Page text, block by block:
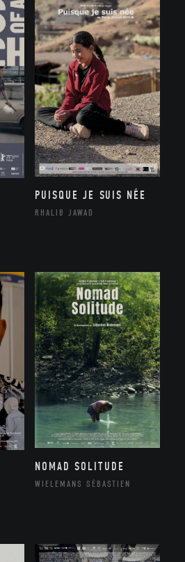
PUISQUE JE SUIS NÉE
RHALIB JAWAD
NOMAD SOLITUDE
WIELEMANS SÉBASTIEN